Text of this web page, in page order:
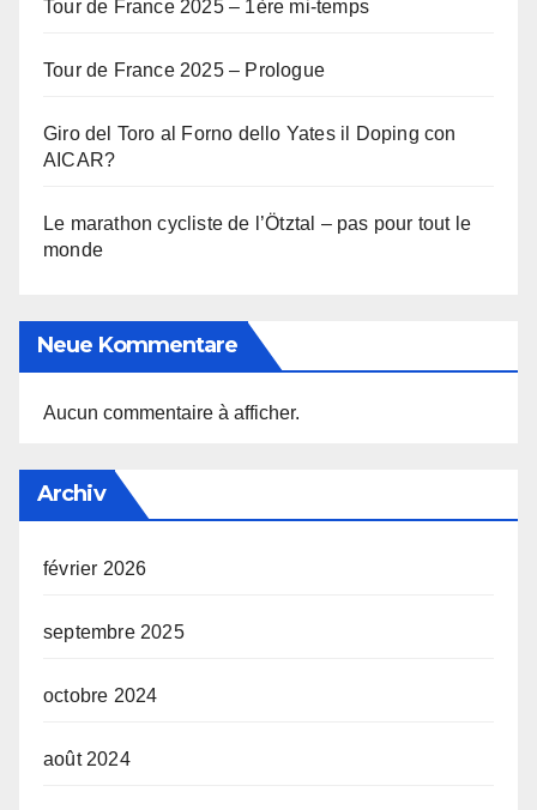
Tour de France 2025 – 1ère mi-temps
Tour de France 2025 – Prologue
Giro del Toro al Forno dello Yates il Doping con
AICAR?
Le marathon cycliste de l’Ötztal – pas pour tout le
monde
Neue Kommentare
Aucun commentaire à afficher.
Archiv
février 2026
septembre 2025
octobre 2024
août 2024